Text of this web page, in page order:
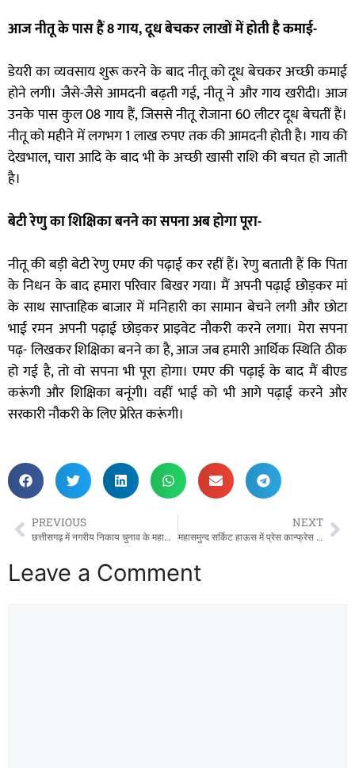
आज नीतू के पास हैं 8 गाय, दूध बेचकर लाखों में होती है कमाई-
डेयरी का व्यवसाय शुरू करने के बाद नीतू को दूध बेचकर अच्छी कमाई
होने लगी। जैसे-जैसे आमदनी बढ़ती गई, नीतू ने और गाय खरीदी। आज
उनके पास कुल 08 गाय हैं, जिससे नीतू रोजाना 60 लीटर दूध बेचतीं हैं।
नीतू को महीने में लगभग 1 लाख रुपए तक की आमदनी होती है। गाय की
देखभाल, चारा आदि के बाद भी के अच्छी खासी राशि की बचत हो जाती
है।
बेटी रेणु का शिक्षिका बनने का सपना अब होगा पूरा-
नीतू की बड़ी बेटी रेणु एमए की पढ़ाई कर रहीं हैं। रेणु बताती हैं कि पिता
के निधन के बाद हमारा परिवार बिखर गया। मैं अपनी पढ़ाई छोड़कर मां
के साथ साप्ताहिक बाजार में मनिहारी का सामान बेचने लगी और छोटा
भाई रमन अपनी पढ़ाई छोड़कर प्राइवेट नौकरी करने लगा। मेरा सपना
पढ़- लिखकर शिक्षिका बनने का है, आज जब हमारी आर्थिक स्थिति ठीक
हो गई है, तो वो सपना भी पूरा होगा। एमए की पढ़ाई के बाद मैं बीएड
करूंगी और शिक्षिका बनूंगी। वहीं भाई को भी आगे पढ़ाई करने और
सरकारी नौकरी के लिए प्रेरित करूंगी।
PREVIOUS
छत्तीसगढ़ में नगरीय निकाय चुनाव के महापौर तथा अध्यक्ष पदों के लिए आरक्षण प्रक्रिया अब 7 जनवरी को !
NEXT
महासमुन्द सर्किट हाऊस में प्रेस कान्फ्रेस के दौरान मची अफरा तफरी ! छत्तीसगढ़ वक्फ के अध्यक्ष के सामने आपस में भिड़े मुस्लिम समुदाय के लोग चली चाकू,रॉड!
Leave a Comment